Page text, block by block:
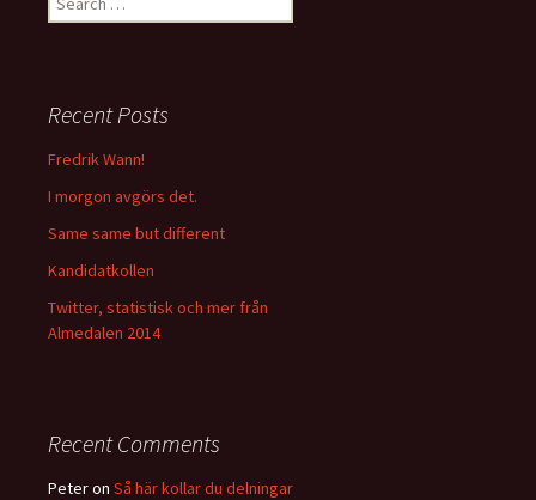
e
h
o
r
Recent Posts
Fredrik Wann!
I morgon avgörs det.
Same same but different
Kandidatkollen
Twitter, statistisk och mer från
Almedalen 2014
Recent Comments
Peteron Så här kollar du delningar